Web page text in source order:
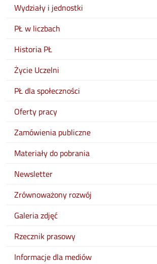
Wydziały i jednostki
PŁ w liczbach
Historia PŁ
Życie Uczelni
PŁ dla społeczności
Oferty pracy
Zamówienia publiczne
Materiały do pobrania
Newsletter
Zrównoważony rozwój
Galeria zdjęć
Rzecznik prasowy
Informacje dla mediów